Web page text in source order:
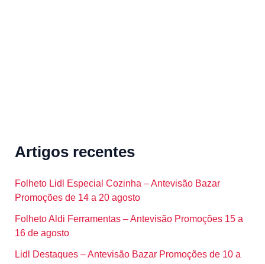
Artigos recentes
Folheto Lidl Especial Cozinha – Antevisão Bazar
Promoções de 14 a 20 agosto
Folheto Aldi Ferramentas – Antevisão Promoções 15 a
16 de agosto
Lidl Destaques – Antevisão Bazar Promoções de 10 a